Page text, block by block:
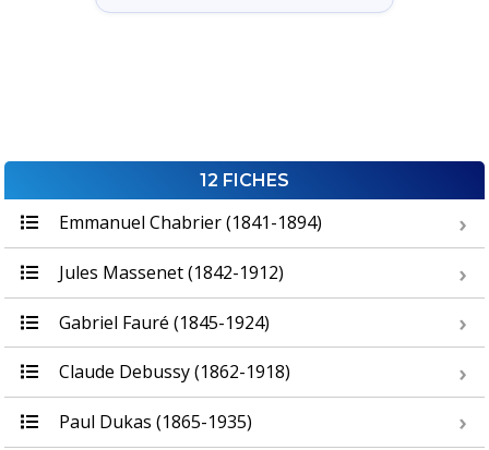
12 FICHES
Emmanuel Chabrier (1841-1894)
Jules Massenet (1842-1912)
Gabriel Fauré (1845-1924)
Claude Debussy (1862-1918)
Paul Dukas (1865-1935)